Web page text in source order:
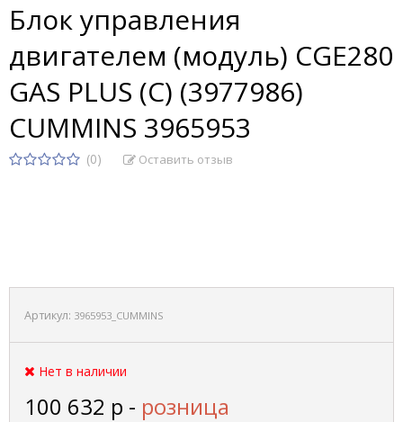
Блок управления
двигателем (модуль) CGE280
GAS PLUS (C) (3977986)
CUMMINS 3965953
(0) Оставить отзыв
Артикул: 3965953_CUMMINS
Нет в наличии
100 632 р - розница